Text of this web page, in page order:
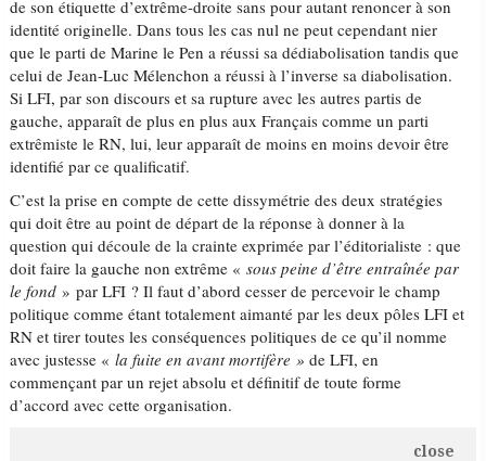
de son étiquette d’extrême-droite sans pour autant renoncer à son
identité originelle. Dans tous les cas nul ne peut cependant nier
que le parti de Marine le Pen a réussi sa dédiabolisation tandis que
celui de Jean-Luc Mélenchon a réussi à l’inverse sa diabolisation.
Si LFI, par son discours et sa rupture avec les autres partis de
gauche, apparaît de plus en plus aux Français comme un parti
extrêmiste le RN, lui, leur apparaît de moins en moins devoir être
identifié par ce qualificatif.
C’est la prise en compte de cette dissymétrie des deux stratégies
qui doit être au point de départ de la réponse à donner à la
question qui découle de la crainte exprimée par l’éditorialiste : que
doit faire la gauche non extrême «sous peine d’être entraînée par
le fond » par LFI ? Il faut d’abord cesser de percevoir le champ
politique comme étant totalement aimanté par les deux pôles LFI et
RN et tirer toutes les conséquences politiques de ce qu’il nomme
avec justesse «la fuite en avant mortifère » de LFI, en
commençant par un rejet absolu et définitif de toute forme
d’accord avec cette organisation.
close